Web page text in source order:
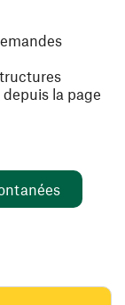
la page